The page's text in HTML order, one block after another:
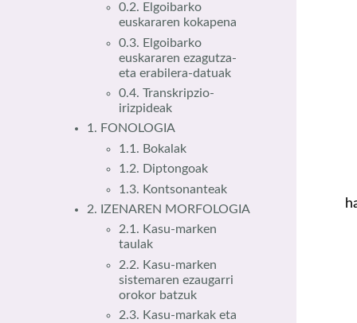
0.2. Elgoibarko
euskararen kokapena
0.3. Elgoibarko
euskararen ezagutza-
eta erabilera-datuak
0.4. Transkripzio-
irizpideak
1. FONOLOGIA
1.1. Bokalak
1.2. Diptongoak
1.3. Kontsonanteak
2. IZENAREN MORFOLOGIA
2.1. Kasu-marken
taulak
2.2. Kasu-marken
sistemaren ezaugarri
orokor batzuk
2.3. Kasu-markak eta